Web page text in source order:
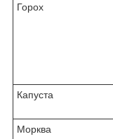
Горох
Капуста
Морква